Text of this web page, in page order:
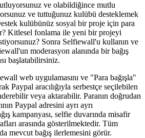
ve olabildiğince mutlu
ve tuttuğunuz kulübü desteklemek
kulübünüz sosyal bir proje için para
Kitlesel fonlama ile yeni bir projeyi
Sonra Selfiewall'u kullanın ve
moderasyon alanında bir bağış
başlatabilirsiniz.
web uygulamasını ve "Para bağışla"
Paypal aracılığıyla serbestçe seçilebilen
veya aktarabilir. Paranın doğrudan
Paypal adresini ayrı ayrı
kampanyası, selfie duvarında misafir
arasında gösterilmektedir. Tüm
mevcut bağış ilerlemesini görür.